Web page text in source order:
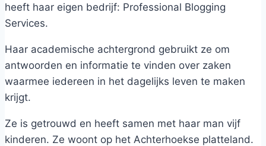
heeft haar eigen bedrijf: Professional Blogging
Services.
Haar academische achtergrond gebruikt ze om
antwoorden en informatie te vinden over zaken
waarmee iedereen in het dagelijks leven te maken
krijgt.
Ze is getrouwd en heeft samen met haar man vijf
kinderen. Ze woont op het Achterhoekse platteland.